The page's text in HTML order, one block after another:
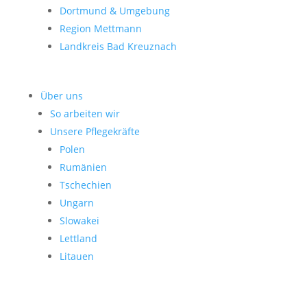
Dortmund & Umgebung
Region Mettmann
Landkreis Bad Kreuznach
Über uns
So arbeiten wir
Unsere Pflegekräfte
Polen
Rumänien
Tschechien
Ungarn
Slowakei
Lettland
Litauen